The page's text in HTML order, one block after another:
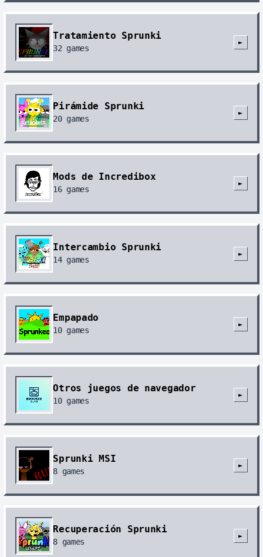
Tratamiento Sprunki
32 games
►
Pirámide Sprunki
20games
►
Mods de Incredibox
16games
►
Intercambio Sprunki
14games
►
Empapado
10games
►
Otros juegos de navegador
10games
►
Sprunki MSI
8 games
►
Recuperación Sprunki
8 games
►